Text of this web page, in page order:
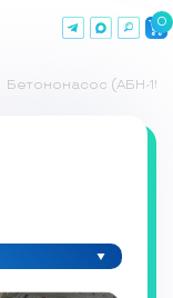
0
Бетононасос (АБН-